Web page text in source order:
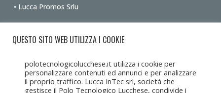
• Lucca Promos Srlu
Ottieni le indicazioni stradali dalla tua posizione
QUESTO SITO WEB UTILIZZA I COOKIE
polotecnologicolucchese.it utilizza i cookie per
personalizzare contenuti ed annunci e per analizzare
il proprio traffico. Lucca InTec srl, società che
gestisce il Polo Tecnologico Lucchese, condivide i